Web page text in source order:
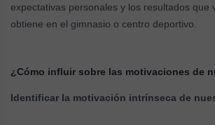
expectativas personales y los resultados que
obtiene en el gimnasio o centro deportivo.
¿Cómo influir sobre las motivaciones de
Identificar la motivación intrínseca de